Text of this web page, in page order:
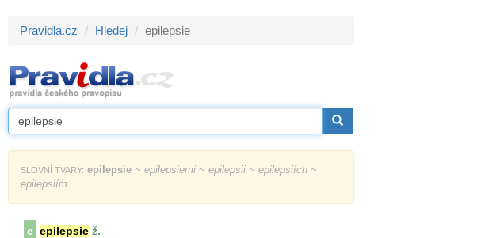
Pravidla.cz Hledej epilepsie
SLOVNÍ TVARY: epilepsie ~ epilepsiemi ~ epilepsii ~ epilepsiích ~
epilepsiím
e epilepsie ž.